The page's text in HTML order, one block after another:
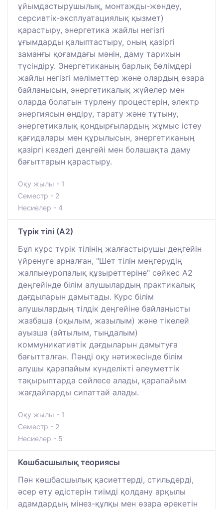
ұйымдастырушылық, монтажды-жөндеу,
серсивтік-эксплуатациялық қызмет)
қарастыру, энергетика жайлы негізгі
ұғымдарды қалыптастыру, оның қазіргі
заманғы қоғамдағы мәнін, даму тарихын
түсіндіру. Энергетиканың барлық бөлімдері
жайлы негізгі мәліметтер және олардың өзара
байланысын, энергетикалық жүйелер мен
оларда болатын түрлену процестерін, электр
энергиясын өндіру, тарату және тұтыну,
энергетикалық қондырғылардың жұмыс істеу
қағидалары мен құрылысын, энергетиканың
қазіргі кездегі деңгейі мен болашақта даму
бағыттарын қарастыру.
Оқу жылы - 1
Семестр - 2
Несиелер - 4
Түрік тілі (А2)
Бұл курс түрік тілінің жалғастырушы деңгейін
үйренуге арналған, "Шет тілін меңгерудің
жалпыеуропалық құзыреттеріне" сәйкес А2
деңгейінде білім алушылардың практикалық
дағдыларын дамытады. Курс білім
алушылардың тілдік деңгейіне байланысты
жазбаша (оқылым, жазылым) және тікелей
ауызша (айтылым, тыңдалым)
коммуникативтік дағдыларын дамытуға
бағытталған. Пәнді оқу нәтижесінде білім
алушы қарапайым күнделікті әлеуметтік
тақырыптарда сөйлесе алады, қарапайым
жағдайларды сипаттай алады.
Оқу жылы - 1
Семестр - 2
Несиелер - 5
Көшбасшылық теориясы
Пән көшбасшылық қасиеттерді, стильдерді,
әсер ету әдістерін тиімді қолдану арқылы
адамдардың мінез-құлқы мен өзара әрекетін